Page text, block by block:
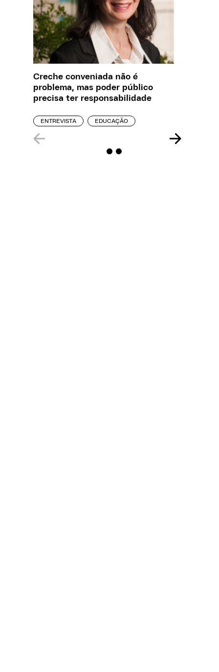
Creche conveniada não é
problema, mas poder público
precisa ter responsabilidade
ENTREVISTA EDUCAÇÃO